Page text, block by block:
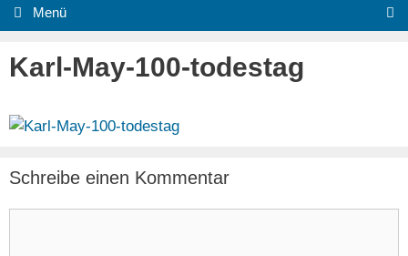
Menü
Karl-May-100-todestag
Schreibe einen Kommentar